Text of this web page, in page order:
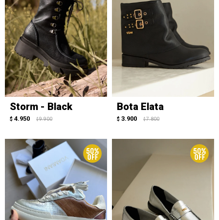
Storm - Black
$ 4.950 $ 9.900
Bota Elata
$ 3.900 $ 7.800